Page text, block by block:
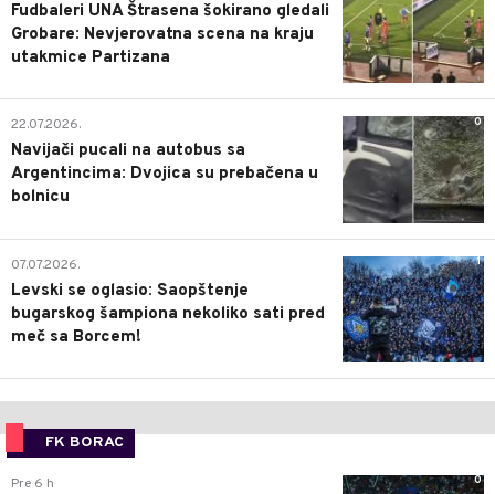
Fudbaleri UNA Štrasena šokirano gledali
Grobare: Nevjerovatna scena na kraju
utakmice Partizana
0
22.07.2026.
Navijači pucali na autobus sa
Argentincima: Dvojica su prebačena u
bolnicu
1
07.07.2026.
Levski se oglasio: Saopštenje
bugarskog šampiona nekoliko sati pred
meč sa Borcem!
FK BORAC
0
Pre 6 h